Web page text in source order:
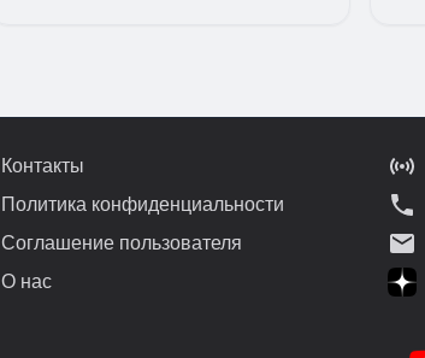
Контакты
Политика конфиденциальности
Соглашение пользователя
О нас